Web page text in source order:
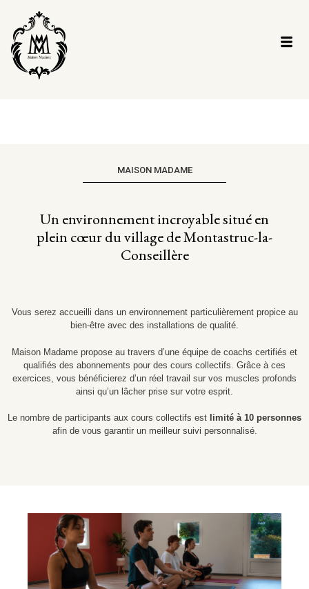
MAISON MADAME
Un environnement incroyable situé en
plein cœur du village de Montastruc-la-
Conseillère
Vous serez accueilli dans un environnement particulièrement propice au
bien-être avec des installations de qualité.
Maison Madame propose au travers d’une équipe de coachs certifiés et
qualifiés des abonnements pour des cours collectifs. Grâce à ces
exercices, vous bénéficierez d’un réel travail sur vos muscles profonds
ainsi qu’un lâcher prise sur votre esprit.
Le nombre de participants aux cours collectifs est limité à 10 personnes
afin de vous garantir un meilleur suivi personnalisé.